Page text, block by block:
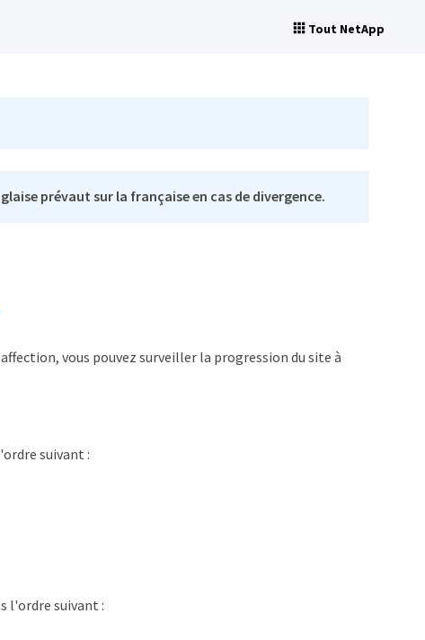
Tout NetApp
prévaut sur la française en cas de divergence.
vous pouvez surveiller la progression du site à
suivant :
l'ordre suivant :